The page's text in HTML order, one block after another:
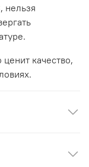
нельзя
качество,